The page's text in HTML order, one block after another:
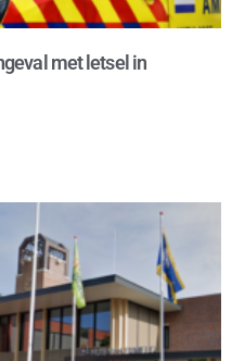
met letsel in